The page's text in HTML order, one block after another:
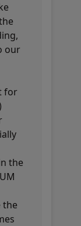
our
for
the
the